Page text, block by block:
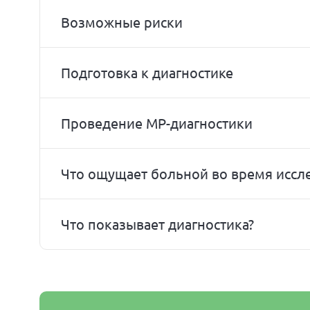
Возможные риски
Подготовка к диагностике
Проведение МР-диагностики
Что ощущает больной во время
Что показывает диагностика?